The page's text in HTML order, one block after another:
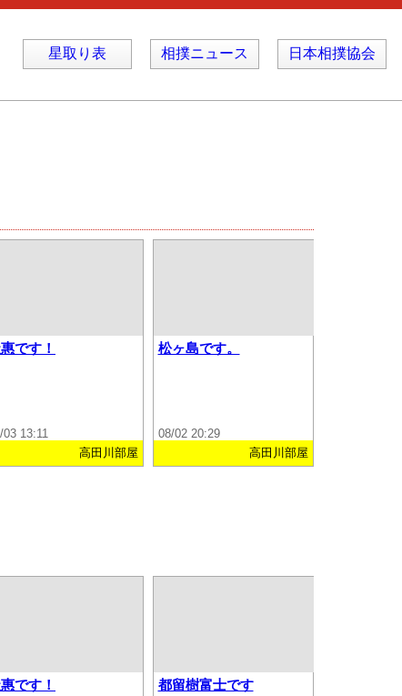
日本相撲協会
相撲ニュース
星取り表
です！
03 13:11
高田川部屋
松ヶ島です。
08/02 20:29
高田川部屋
です！ 都留樹富士です